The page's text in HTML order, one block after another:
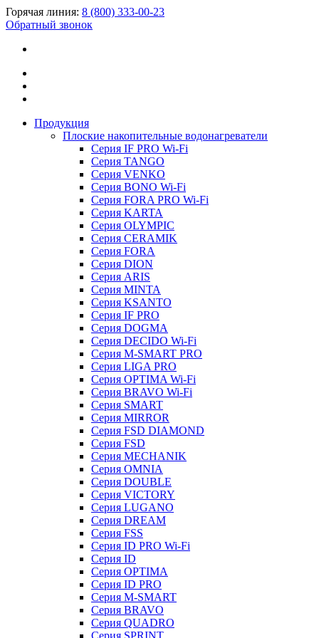
Горячая линия: 8 (800) 333-00-23
Обратный звонок
Продукция
Плоские накопительные водонагреватели
Серия IF PRO Wi-Fi
Серия TANGO
Серия VENKO
Серия BONO Wi-Fi
Серия FORA PRO Wi-Fi
Серия KARTA
Серия OLYMPIC
Серия CERAMIK
Серия FORA
Серия DION
Серия ARIS
Серия MINTA
Серия KSANTO
Серия IF PRO
Серия DOGMA
Серия DECIDO Wi-Fi
Серия M-SMART PRO
Серия LIGA PRO
Серия OPTIMA Wi-Fi
Серия BRAVO Wi-Fi
Серия SMART
Серия MIRROR
Серия FSD DIAMOND
Серия FSD
Серия MECHANIK
Серия OMNIA
Серия DOUBLE
Серия VICTORY
Серия LUGANO
Серия DREAM
Серия FSS
Серия ID PRO Wi-Fi
Серия ID
Серия OPTIMA
Серия ID PRO
Серия M-SMART
Серия BRAVO
Серия QUADRO
Серия SPRINT